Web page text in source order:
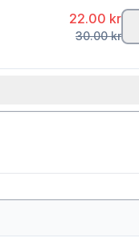
22.00 kr
30.00kr